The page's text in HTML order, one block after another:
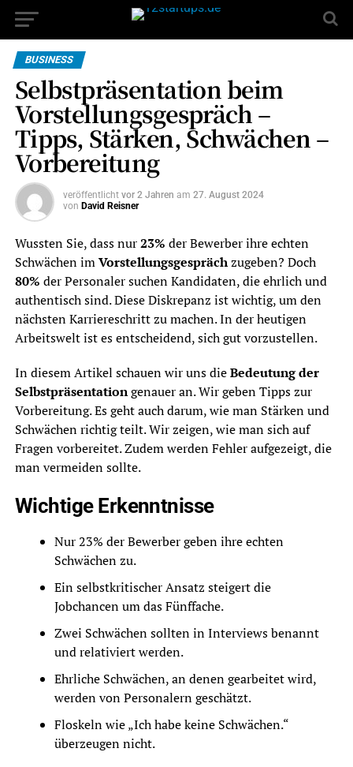
BUSINESS
Selbstpräsentation beim
Vorstellungsgespräch –
Tipps, Stärken, Schwächen –
Vorbereitung
veröffentlicht vor 2 Jahren am 27. August 2024
von David Reisner
Wussten Sie, dass nur23% der Bewerber ihre echten
Schwächen imVorstellungsgesprächzugeben? Doch
80% der Personaler suchen Kandidaten, die ehrlich und
authentisch sind. Diese Diskrepanz ist wichtig, um den
nächsten Karriereschritt zu machen. In der heutigen
Arbeitswelt ist es entscheidend, sich gut vorzustellen.
In diesem Artikel schauen wir uns dieBedeutung der
Selbstpräsentationgenauer an. Wir geben Tipps zur
Vorbereitung. Es geht auch darum, wie man Stärken und
Schwächen richtig teilt. Wir zeigen, wie man sich auf
Fragen vorbereitet. Zudem werden Fehler aufgezeigt, die
man vermeiden sollte.
Wichtige Erkenntnisse
Nur 23% der Bewerber geben ihre echten
Schwächen zu.
Ein selbstkritischer Ansatz steigert die
Jobchancen um das Fünffache.
Zwei Schwächen sollten in Interviews benannt
und relativiert werden.
Ehrliche Schwächen, an denen gearbeitet wird,
werden von Personalern geschätzt.
Floskeln wie „Ich habe keine Schwächen.“
überzeugen nicht.